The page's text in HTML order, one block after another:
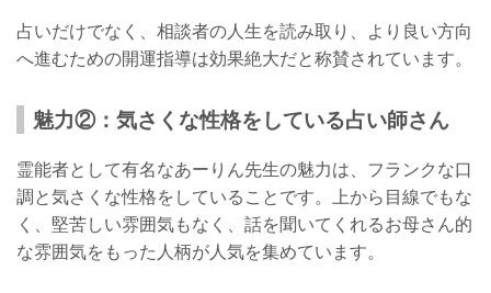
占いだけでなく、相談者の人生を読み取り、より良い方向
へ進むための開運指導は効果絶大だと称賛されています。
魅力②：気さくな性格をしている占い師さん
霊能者として有名なあーりん先生の魅力は、フランクな口
調と気さくな性格をしていることです。上から目線でもな
く、堅苦しい雰囲気もなく、話を聞いてくれるお母さん的
な雰囲気をもった人柄が人気を集めています。